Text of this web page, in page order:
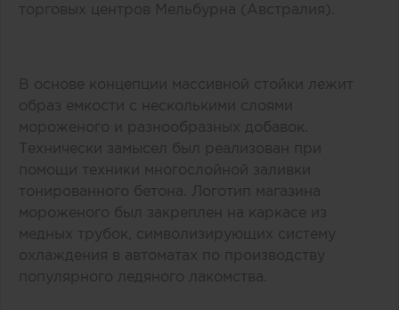
торговых центров Мельбурна (Австралия).
В основе концепции массивной стойки лежит
образ емкости с несколькими слоями
мороженого и разнообразных добавок.
Технически замысел был реализован при
помощи техники многослойной заливки
тонированного бетона. Логотип магазина
мороженого был закреплен на каркасе из
медных трубок, символизирующих систему
охлаждения в автоматах по производству
популярного ледяного лакомства.